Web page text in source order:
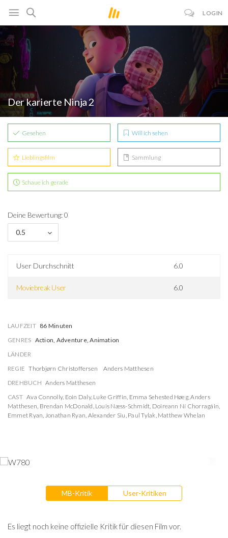
LOGIN
Der karierte Ninja 2
Gesehen Will ich sehen
Lieblingsfilm Sammlung
Schaue ich gerade
Deine Bewertung: 0
0.5
User Durchschnitt 6.0
Moviebreak User 6.0
LAUFZEIT 86 Minuten
GENRES Action, Adventure, Animation
LÄNDER
REGIE Thorbjørn Christoffersen
Anders Matthesen
DREHBUCH Anders Matthesen
CAST Ava Connolly, Eoin Daly, Luke Griffin, Emma Sehested Høeg,Anders
Matthesen, Brendan McDonald, Louis Næss-Schmidt, Doireann Ní Chorragáin,
Emmet Ryan, Jonathan Ryan, Alexander Siu, Paul Tylak, Matthew Whelan
MB-Kritik User-Kritiken
Es liegt noch keine offizielle Kritik für diesen Film vor.